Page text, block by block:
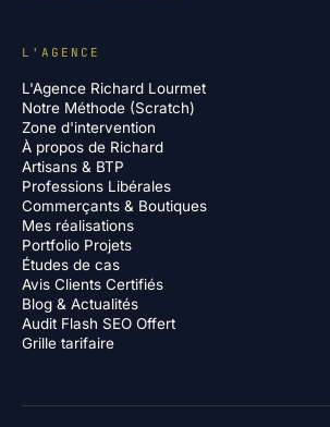
L'AGENCE
L'Agence Richard Lourmet
Notre Méthode (Scratch)
Zone d'intervention
À propos de Richard
Artisans & BTP
Professions Libérales
Commerçants & Boutiques
Mes réalisations
Portfolio Projets
Études de cas
Avis Clients Certifiés
Blog & Actualités
Audit Flash SEO Offert
Grille tarifaire